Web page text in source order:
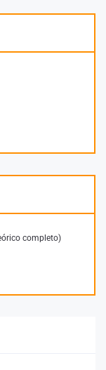
completo)